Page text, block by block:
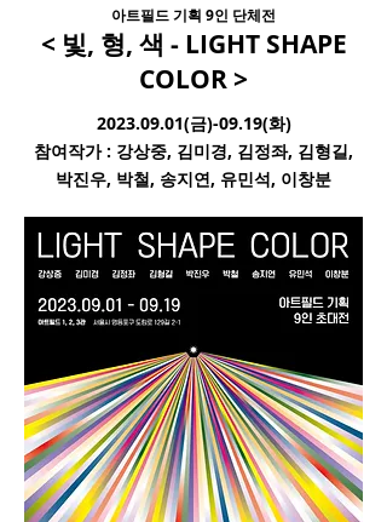
아트필드 기획 9인 단체전​
< 빛, 형, 색 - LIGHT SHAPE
COLOR >
2023.09.01(금)-09.19(화)
​참여작가 : 강상중, 김미경, 김정좌, 김형길,
박진우, 박철, 송지연, 유민석, 이창분